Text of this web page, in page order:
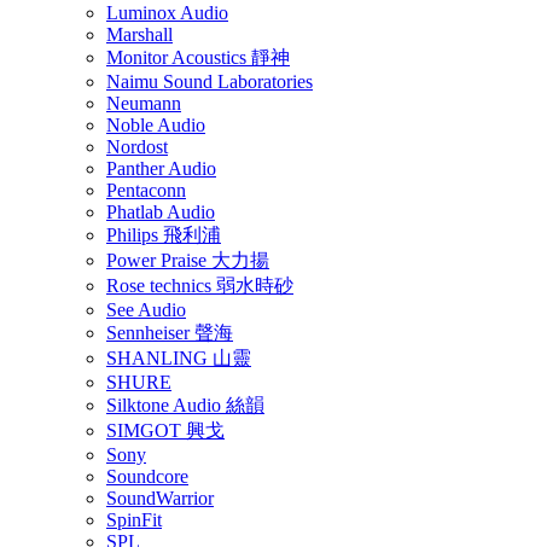
Luminox Audio
Marshall
Monitor Acoustics 靜神
Naimu Sound Laboratories
Neumann
Noble Audio
Nordost
Panther Audio
Pentaconn
Phatlab Audio
Philips 飛利浦
Power Praise 大力揚
Rose technics 弱水時砂
See Audio
Sennheiser 聲海
SHANLING 山靈
SHURE
Silktone Audio 絲韻
SIMGOT 興戈
Sony
Soundcore
SoundWarrior
SpinFit
SPL